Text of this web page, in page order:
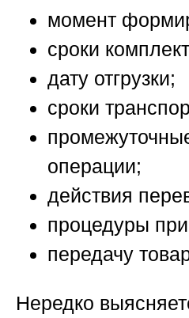
момент
сроки
дату отгрузки;
сроки
операции;
действия
процедуры
передачу
Нередко